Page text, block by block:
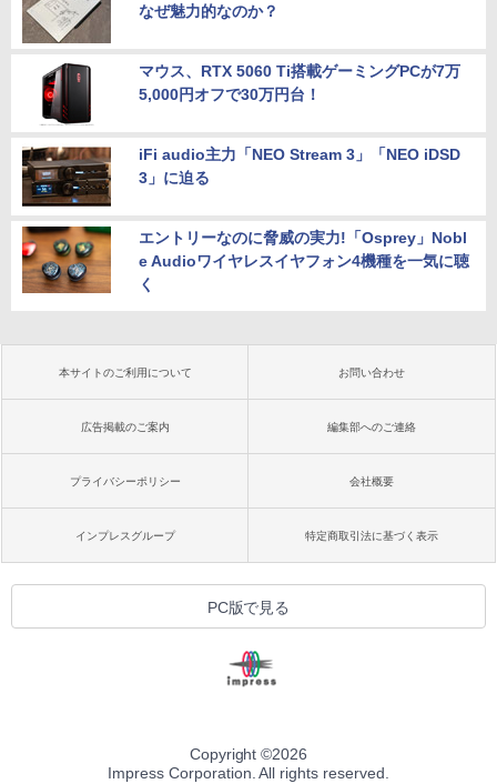
なぜ魅力的なのか？
マウス、RTX 5060 Ti搭載ゲーミングPCが7万
5,000円オフで30万円台！
iFi audio主力「NEO Stream 3」「NEO iDSD
3」に迫る
エントリーなのに脅威の実力!「Osprey」Nobl
e Audioワイヤレスイヤフォン4機種を一気に聴
く
本サイトのご利用について お問い合わせ
広告掲載のご案内 編集部へのご連絡
プライバシーポリシー 会社概要
インプレスグループ 特定商取引法に基づく表示
PC版で見る
Copyright ©2026
Impress Corporation. All rights reserved.